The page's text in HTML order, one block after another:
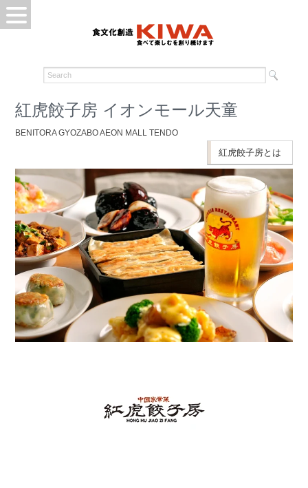
紅虎餃子房 イオンモール天童
BENITORA GYOZABO AEON MALL TENDO
紅虎餃子房とは